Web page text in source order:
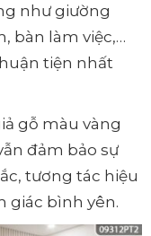
như giường
bàn làm việc,…
tiện nhất
gỗ màu vàng
đảm bảo sự
tương tác hiệu
giác bình yên.